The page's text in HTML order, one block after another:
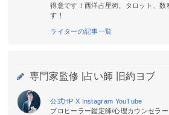
得意です！西洋占星術、タロット、数
す！
ライターの記事一覧
専門家監修 | 占い師 旧約ヨブ
公式HP X Instagram YouTube
プロヒーラー鑑定師/心理カウンセラー